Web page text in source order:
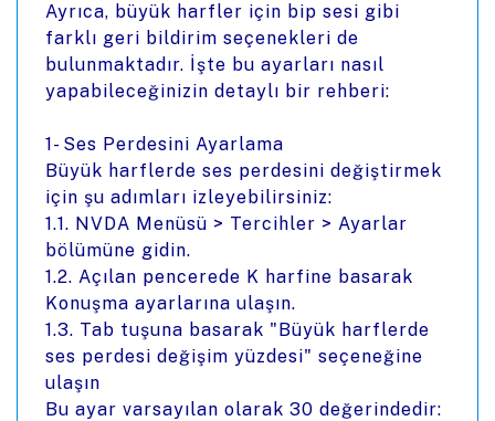
Ayrıca, büyük harfler için bip sesi gibi
farklı geri bildirim seçenekleri de
bulunmaktadır. İşte bu ayarları nasıl
yapabileceğinizin detaylı bir rehberi:
1- Ses Perdesini Ayarlama
Büyük harflerde ses perdesini değiştirmek
için şu adımları izleyebilirsiniz:
1.1. NVDA Menüsü > Tercihler > Ayarlar
bölümüne gidin.
1.2. Açılan pencerede K harfine basarak
Konuşma ayarlarına ulaşın.
1.3. Tab tuşuna basarak "Büyük harflerde
ses perdesi değişim yüzdesi" seçeneğine
ulaşın
Bu ayar varsayılan olarak 30 değerindedir: